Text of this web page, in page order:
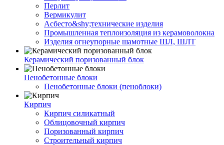
Перлит
Вермикулит
Асбесто&shy;технические изделия
Промышленная теплоизоляция из керамоволокна
Изделия огнеупорные шамотные ШЛ, ШЛТ
Керамический поризованный блок
Пенобетонные блоки
Пенобетонные блоки (пеноблоки)
Кирпич
Кирпич силикатный
Облицовочный кирпич
Поризованный кирпич
Строительный кирпич